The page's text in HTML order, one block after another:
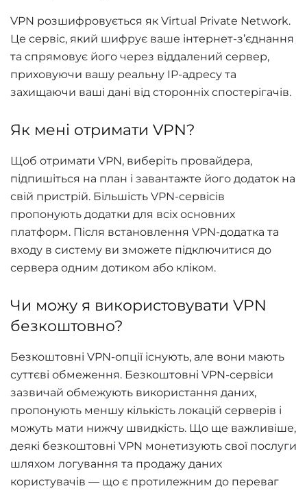
VPN розшифровується як Virtual Private Network.
Це сервіс, який шифрує ваше інтернет-з’єднання
та спрямовує його через віддалений сервер,
приховуючи вашу реальну IP-адресу та
захищаючи ваші дані від сторонніх спостерігачів.
Як мені отримати VPN?
Щоб отримати VPN, виберіть провайдера,
підпишіться на план і завантажте його додаток на
свій пристрій. Більшість VPN-сервісів
пропонують додатки для всіх основних
платформ. Після встановлення VPN-додатка та
входу в систему ви зможете підключитися до
сервера одним дотиком або кліком.
Чи можу я використовувати VPN
безкоштовно?
Безкоштовні VPN-опції існують, але вони мають
суттєві обмеження. Безкоштовні VPN-сервіси
зазвичай обмежують використання даних,
пропонують меншу кількість локацій серверів і
можуть мати нижчу швидкість. Що ще важливіше,
деякі безкоштовні VPN монетизують свої послуги
шляхом логування та продажу даних
користувачів — що є протилежним до переваг